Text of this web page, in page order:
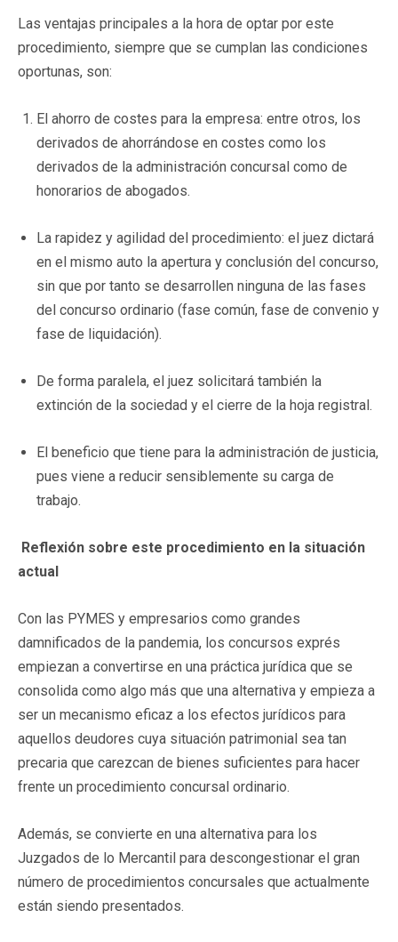
Las ventajas principales a la hora de optar por este
procedimiento, siempre que se cumplan las condiciones
oportunas, son:
El ahorro de costes para la empresa: entre otros, los
derivados de ahorrándose en costes como los
derivados de la administración concursal como de
honorarios de abogados.
La rapidez y agilidad del procedimiento: el juez dictará
en el mismo auto la apertura y conclusión del concurso,
sin que por tanto se desarrollen ninguna de las fases
del concurso ordinario (fase común, fase de convenio y
fase de liquidación).
De forma paralela, el juez solicitará también la
extinción de la sociedad y el cierre de la hoja registral.
El beneficio que tiene para la administración de justicia,
pues viene a reducir sensiblemente su carga de
trabajo.
Reflexión sobre este procedimiento en la situación
actual
Con las PYMES y empresarios como grandes
damnificados de la pandemia, los concursos exprés
empiezan a convertirse en una práctica jurídica que se
consolida como algo más que una alternativa y empieza a
ser un mecanismo eficaz a los efectos jurídicos para
aquellos deudores cuya situación patrimonial sea tan
precaria que carezcan de bienes suficientes para hacer
frente un procedimiento concursal ordinario.
Además, se convierte en una alternativa para los
Juzgados de lo Mercantil para descongestionar el gran
número de procedimientos concursales que actualmente
están siendo presentados.